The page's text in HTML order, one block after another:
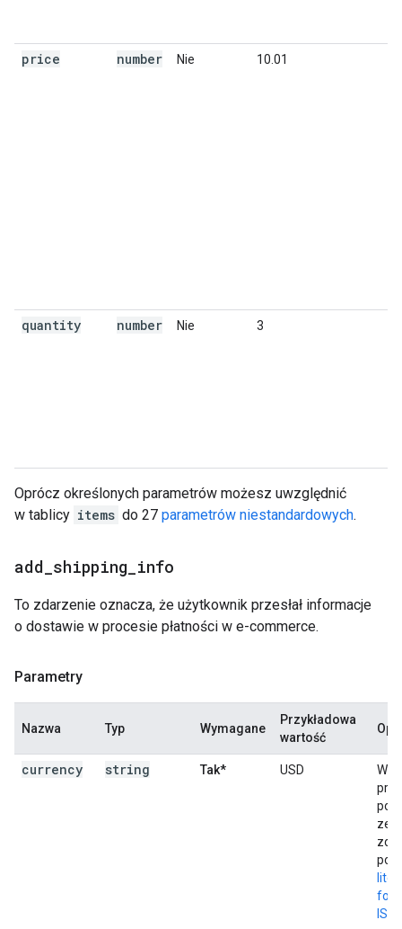
price number Nie 10.01
quantity number Nie 3
Oprócz określonych parametrów możesz uwzględnić
w tablicy items do 27 parametrów niestandardowych.
add shipping info
To zdarzenie oznacza, że użytkownik przesłał informacje
o dostawie w procesie płatności w e-commerce.
Parametry
Nazwa Typ Wymagane
Przykładowa
wartość
currency string Tak* USD
ze
ISO